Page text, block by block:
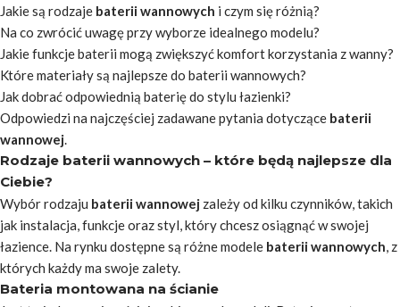
Jakie są rodzaje baterii wannowych i czym się różnią?
Na co zwrócić uwagę przy wyborze idealnego modelu?
Jakie funkcje baterii mogą zwiększyć komfort korzystania z wanny?
Które materiały są najlepsze do baterii wannowych?
Jak dobrać odpowiednią baterię do stylu łazienki?
Odpowiedzi na najczęściej zadawane pytania dotyczące baterii
wannowej.
Rodzaje baterii wannowych – które będą najlepsze dla
Ciebie?
Wybór rodzaju baterii wannowej zależy od kilku czynników, takich
jak instalacja, funkcje oraz styl, który chcesz osiągnąć w swojej
łazience. Na rynku dostępne są różne modele baterii wannowych, z
których każdy ma swoje zalety.
Bateria montowana na ścianie